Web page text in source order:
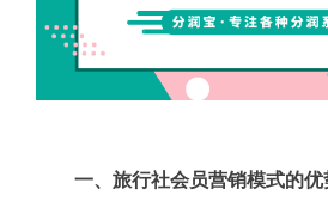
一、旅行社会员营销模式的优